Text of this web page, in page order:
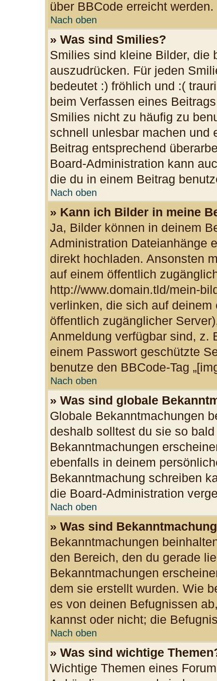
über BBCode erreicht werden.
Nach oben
» Was sind Smilies?
Smilies sind kleine Bilder, die
auszudrücken. Für jeden
bedeutet :) fröhlich und :(
beim Verfassen eines
Smilies nicht zu häufig zu
schnell unlesbar machen und
Beitrag entsprechend
Board-Administration kann
die du in einem Beitrag
Nach oben
» Kann ich Bilder in meine
Ja, Bilder können in deinem
Administration Dateianhänge
direkt hochladen. Ansonsten
auf einem öffentlich
http://www.domain.tld/mein-
verlinken, die sich auf
öffentlich zugänglicher
Anmeldung verfügbar sind, z.
einem Passwort geschützte
benutze den BBCode-Tag
Nach oben
» Was sind globale
Globale Bekanntmachungen
deshalb solltest du sie so
Bekanntmachungen
ebenfalls in deinem
Bekanntmachung schreiben
die Board-Administration
Nach oben
» Was sind
Bekanntmachungen
den Bereich, den du gerade
Bekanntmachungen
dem sie erstellt wurden. Wie
es von deinen Befugnissen
kannst oder nicht; die
Nach oben
» Was sind wichtige
Wichtige Themen eines